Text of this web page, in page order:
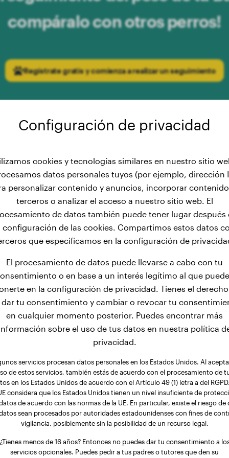
compáralo con otros perros!
Regístrate gratis y comienza a realizar un seguimiento
masculino: Desarrollo del
2 a 22 meses
peso impresionante de 15,3 kg después de solo 3
de edad, su peso aumenta rápidamente a 33,3 kg.
continúan creciendo durante 14 meses y finalmente
Configuración de privacidad
cookies y tecnologías similares en nuestro sitio
datos personales tuyos (por ejemplo, dirección
personalizar contenido y anuncios, incorporar
terceros o analizar el acceso a nuestro sitio web. El
de datos también puede tener lugar después
configuración de las cookies. Compartimos estos datos
que especificamos en la configuración de
El procesamiento de datos puede llevarse a cabo con tu
o en base a un interés legítimo al que
en la configuración de privacidad. Tienes el
dar tu consentimiento y cambiar o revocar tu
en cualquier momento posterior. Puedes encontrar más
sobre el uso de tus datos en nuestra política
privacidad.
servicios procesan datos personales en los Estados Unidos. Al
de estos servicios, también estás de acuerdo con el procesamiento de
en los Estados Unidos de acuerdo con el Artículo 49 (1) letra a del
considera que los Estados Unidos tienen un nivel insuficiente de
de acuerdo con las normas de la UE. En particular, existe el riesgo de
sean procesados por autoridades estadounidenses con fines de
vigilancia, posiblemente sin la posibilidad de un recurso legal.
¿Tienes menos de 16 años? Entonces no puedes dar tu consentimiento a
servicios opcionales. Puedes pedir a tus padres o tutores que den su